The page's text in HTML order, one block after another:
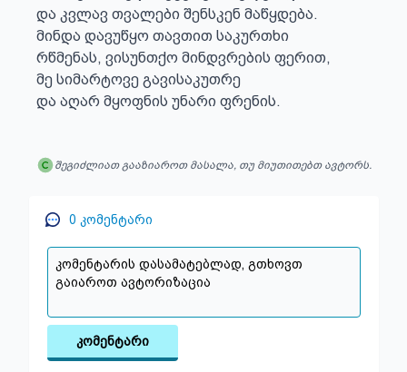
და კვლავ თვალები შენსკენ მაწყდება.
მინდა დავუწყო თავთით საკურთხი
რწმენას, ვისუნთქო მინდვრების ფერით,
მე სიმარტოვე გავისაკუთრე
და აღარ მყოფნის უნარი ფრენის.
შეგიძლიათ გააზიაროთ მასალა, თუ მიუთითებთ ავტორს.
0 კომენტარი
კომენტარი